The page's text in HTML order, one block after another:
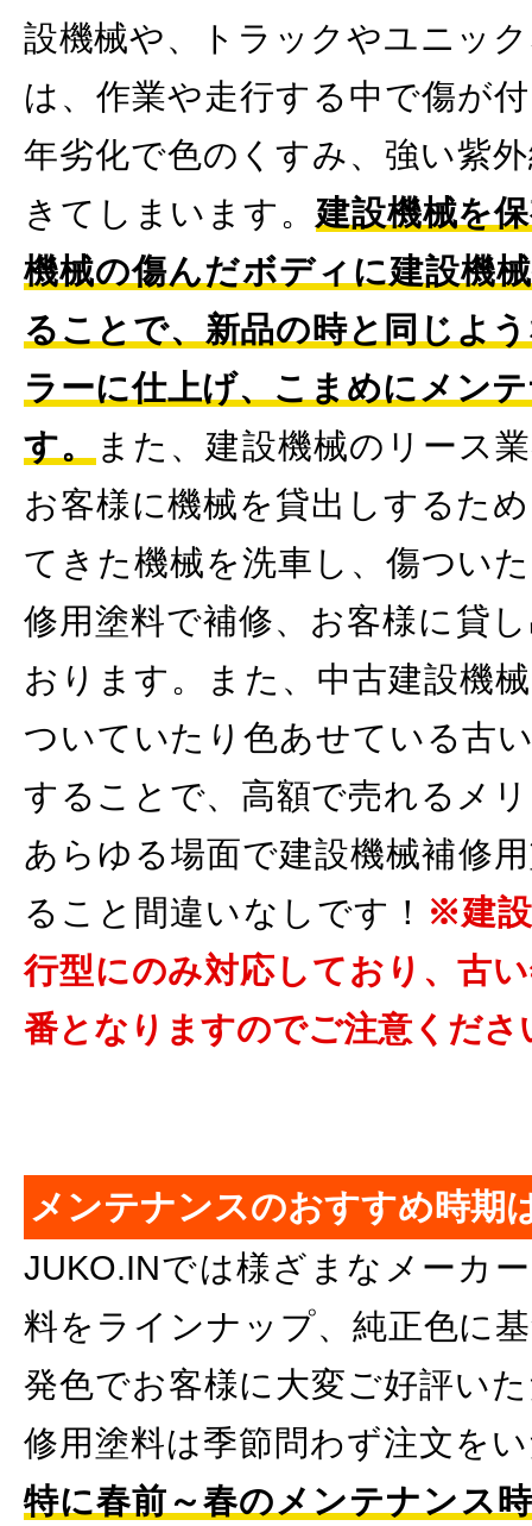
設機械や、トラックやユニッ
は、作業や走行する中で傷が
年劣化で色のくすみ、強い紫
きてしまいます。 建設機械を
機械の傷んだボディに建設機
ることで、新品の時と同じよ
ラーに仕上げ、こまめにメン
す。
また、建設機械のリース
お客様に機械を貸出しするた
てきた機械を洗車し、傷つい
修用塗料で補修、お客様に貸
おります。また、中古建設機
ついていたり色あせている古
することで、高額で売れるメ
あらゆる場面で建設機械補修
ること間違いなしです！ ※建
行型にのみ対応しており、古
番となりますのでご注意くださ
メンテナンスのおすすめ時期
JUKO.INでは様ざまなメーカ
料をラインナップ、純正色に
発色でお客様に大変ご好評い
修用塗料は季節問わず注文を
特に春前～春のメンテナンス